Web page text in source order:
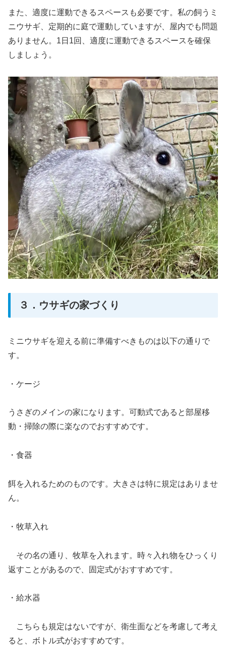
また、適度に運動できるスペースも必要です。私の飼うミ
ニウサギ、定期的に庭で運動していますが、屋内でも問題
ありません。1日1回、適度に運動できるスペースを確保
しましょう。
３．ウサギの家づくり
ミニウサギを迎える前に準備すべきものは以下の通りで
す。
・ケージ
うさぎのメインの家になります。可動式であると部屋移
動・掃除の際に楽なのでおすすめです。
・食器
餌を入れるためのものです。大きさは特に規定はありませ
ん。
・牧草入れ
その名の通り、牧草を入れます。時々入れ物をひっくり
返すことがあるので、固定式がおすすめです。
・給水器
こちらも規定はないですが、衛生面などを考慮して考え
ると、ボトル式がおすすめです。